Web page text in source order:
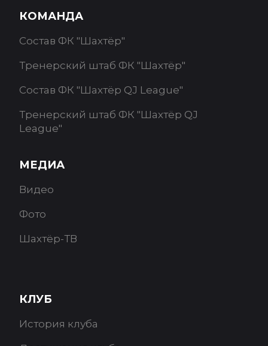
КОМАНДА
Состав ФК "Шахтёр"
Тренерский штаб ФК "Шахтёр"
Состав ФК "Шахтёр QJ League"
Тренерский штаб ФК "Шахтёр QJ
League"
МЕДИА
Видео
Фото
Шахтёр-ТВ
КЛУБ
История клуба